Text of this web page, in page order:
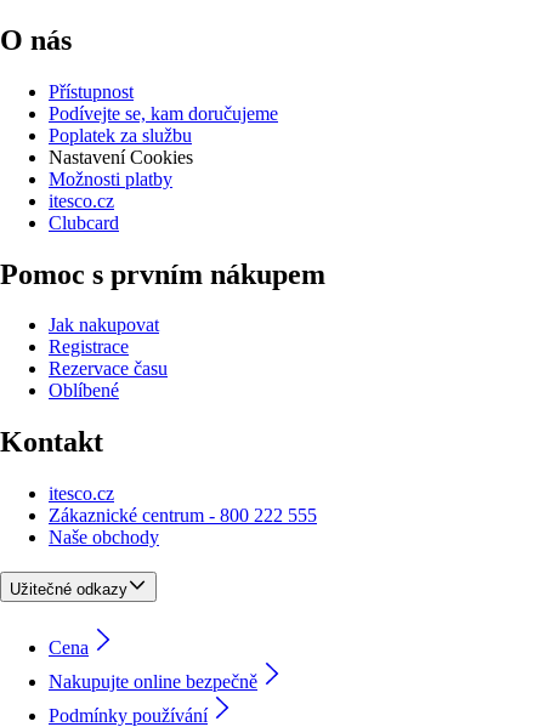
O nás
Přístupnost
Podívejte se, kam doručujeme
Poplatek za službu
Nastavení Cookies
Možnosti platby
itesco.cz
Clubcard
Pomoc s prvním nákupem
Jak nakupovat
Registrace
Rezervace času
Oblíbené
Kontakt
itesco.cz
Zákaznické centrum - 800 222 555
Naše obchody
Užitečné odkazy
Cena
Nakupujte online bezpečně
Podmínky používání